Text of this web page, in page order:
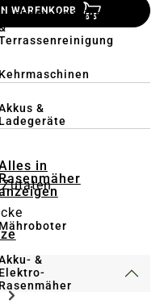
Kehrmaschinen
&
Ladegeräte
in
Rasenmäher
Mähroboter
&
Elektro-
Rasenmäher
WARENKORB